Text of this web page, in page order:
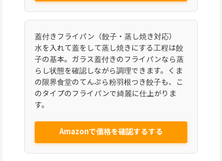
蓋付きフライパン（餃子・蒸し焼き対応）
水を入れて蓋をして蒸し焼きにする工程は餃
子の基本。ガラス蓋付きのフライパンなら蒸
らし状態を確認しながら調理できます。くま
の限界食堂のてんぷら粉羽根つき餃子も、こ
のタイプのフライパンで綺麗に仕上がりま
す。
Amazonで価格を確認するする